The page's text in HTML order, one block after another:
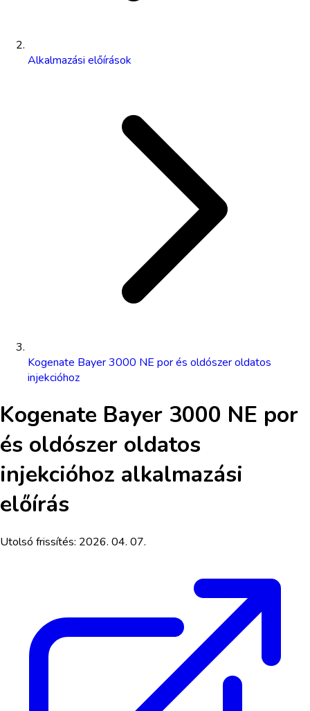
Alkalmazási előírások
Kogenate Bayer 3000 NE por és oldószer oldatos
injekcióhoz
Kogenate Bayer 3000 NE por
és oldószer oldatos
injekcióhoz alkalmazási
előírás
Utolsó frissítés: 2026. 04. 07.